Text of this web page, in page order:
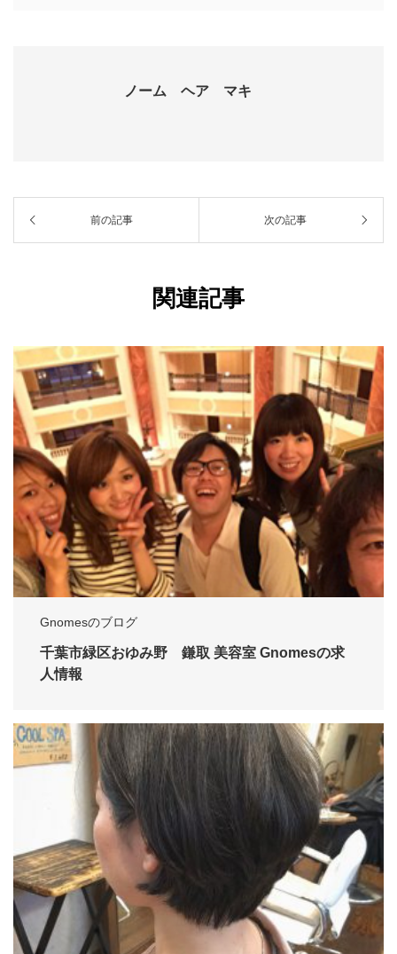
ノーム ヘア マキ
前の記事 次の記事
関連記事
Gnomesのブログ
千葉市緑区おゆみ野 鎌取 美容室 Gnomesの求
人情報